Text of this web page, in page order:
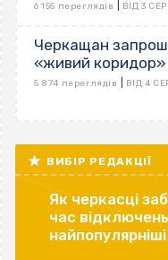
6 155 переглядів ВІД 3
Черкащан
«живий коридор»
5 874 переглядів ВІД 4
ВИБІР РЕДАКЦІЇ
Як черкасці
час